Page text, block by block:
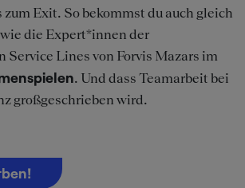
Exit. So bekommst du auch gleich
die Expert*innen der
Service Lines von Forvis Mazars im
. Und dass Teamarbeit bei
großgeschrieben wird.